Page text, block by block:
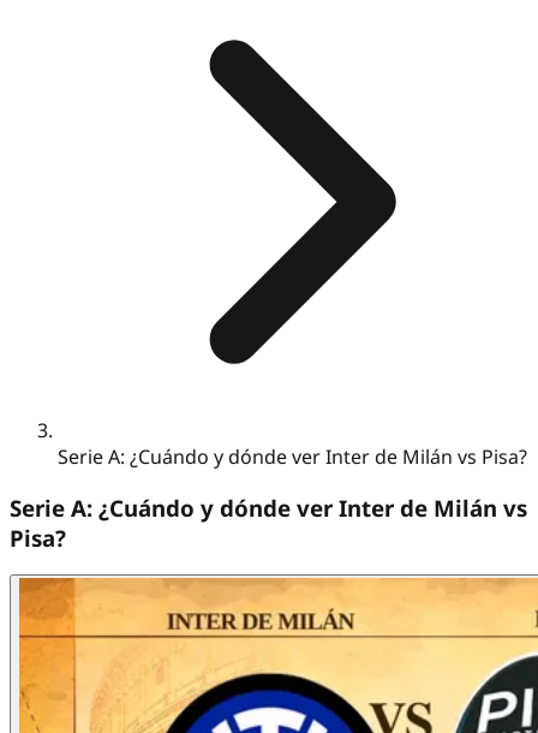
Serie A: ¿Cuándo y dónde ver Inter de Milán vs Pisa?
Serie A: ¿Cuándo y dónde ver Inter de Milán vs
Pisa?